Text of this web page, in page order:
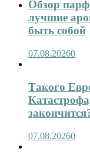
Обзор
лучшие
быть собой
07.08.20260
Такого
07.08.20260